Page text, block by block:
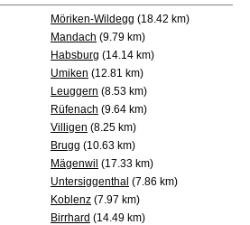
Möriken-Wildegg (18.42 km)
Mandach (9.79 km)
Habsburg (14.14 km)
Umiken (12.81 km)
Leuggern (8.53 km)
Rüfenach (9.64 km)
Villigen (8.25 km)
Brugg (10.63 km)
Mägenwil (17.33 km)
Untersiggenthal (7.86 km)
Koblenz (7.97 km)
Birrhard (14.49 km)